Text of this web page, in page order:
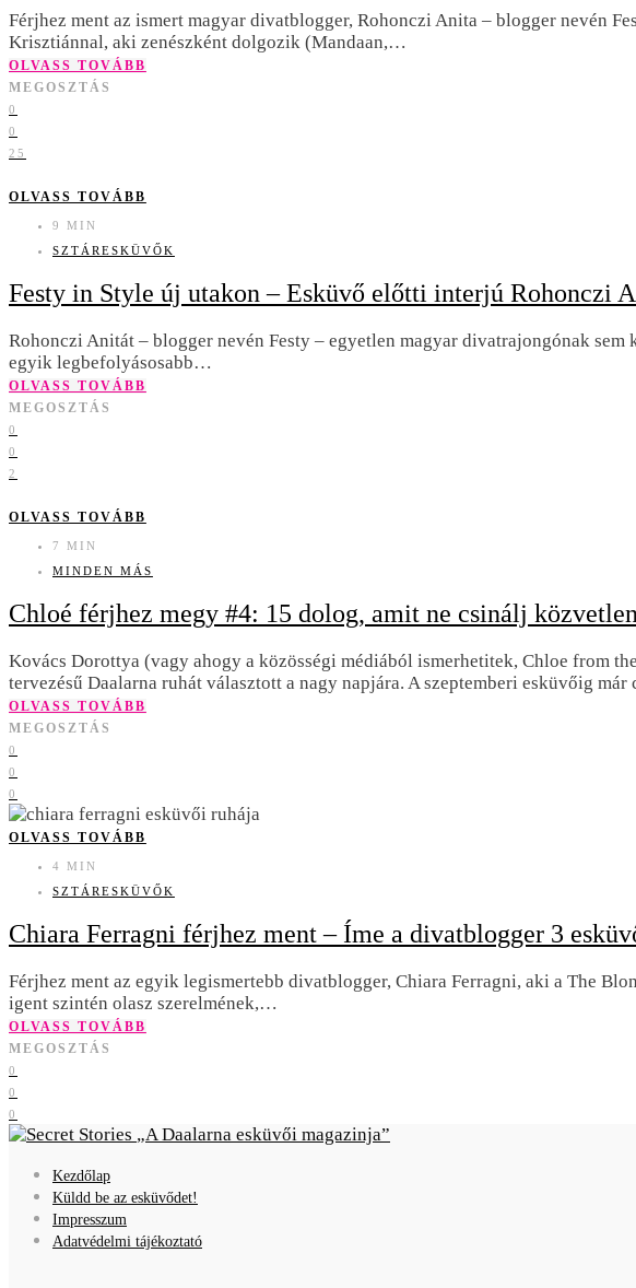
Férjhez ment az ismert magyar divatblogger, Rohonczi Anita – blogger nevén
Krisztiánnal, aki zenészként dolgozik (Mandaan,…
OLVASS TOVÁBB
MEGOSZTÁS
0
0
25
OLVASS TOVÁBB
9 MIN
SZTÁRESKÜVŐK
Festy in Style új utakon – Esküvő előtti interjú Rohonczi
Rohonczi Anitát – blogger nevén Festy – egyetlen magyar divatrajongónak
egyik legbefolyásosabb…
OLVASS TOVÁBB
MEGOSZTÁS
0
0
2
OLVASS TOVÁBB
7 MIN
MINDEN MÁS
Chloé férjhez megy #4: 15 dolog, amit ne csinálj
Kovács Dorottya (vagy ahogy a közösségi médiából ismerhetitek, Chloe from
tervezésű Daalarna ruhát választott a nagy napjára. A szeptemberi esküvőig
OLVASS TOVÁBB
MEGOSZTÁS
0
0
0
OLVASS TOVÁBB
4 MIN
SZTÁRESKÜVŐK
Chiara Ferragni férjhez ment – Íme a divatblogger 3
Férjhez ment az egyik legismertebb divatblogger, Chiara Ferragni, aki a The
igent szintén olasz szerelmének,…
OLVASS TOVÁBB
MEGOSZTÁS
0
0
0
A Daalarna esküvői magazinja
Kezdőlap
Küldd be az esküvődet!
Impresszum
Adatvédelmi tájékoztató